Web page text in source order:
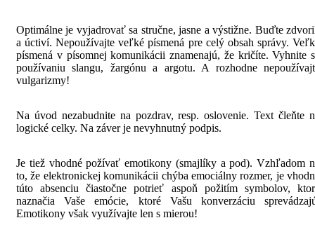
Optimálne je vyjadrovať sa stručne, jasne a výstižne. Buďte
a úctiví. Nepoužívajte veľké písmená pre celý obsah správy.
písmená v písomnej komunikácii znamenajú, že kričíte. Vyhnite
používaniu slangu, žargónu a argotu. A rozhodne
vulgarizmy!
Na úvod nezabudnite na pozdrav, resp. oslovenie. Text čleňte
logické celky. Na záver je nevyhnutný podpis.
Je tiež vhodné požívať emotikony (smajlíky a pod). Vzhľadom
to, že elektronickej komunikácii chýba emociálny rozmer, je
túto absenciu čiastočne potrieť aspoň požitím symbolov,
naznačia Vaše emócie, ktoré Vašu konverzáciu
Emotikony však využívajte len s mierou!